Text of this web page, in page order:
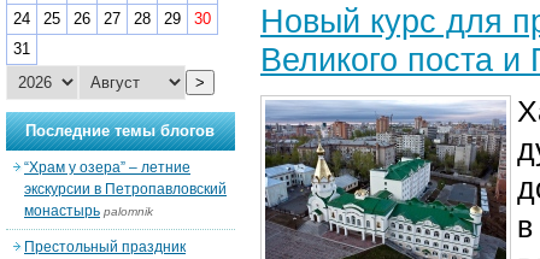
Новый курс для
Великого поста и
24
25 26 27 28 29
30
31
>
Последние темы блогов
“Храм у озера” – летние
экскурсии в Петропавловский
монастырь palomnik
Престольный праздник